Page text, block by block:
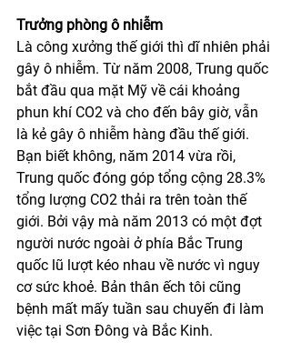
Trưởng phòng ô nhiễm
Là công xưởng thế giới thì dĩ nhiên phải
gây ô nhiễm. Từ năm 2008, Trung quốc
bắt đầu qua mặt Mỹ về cái khoảng
phun khí CO2 và cho đến bây giờ, vẫn
là kẻ gây ô nhiễm hàng đầu thế giới.
Bạn biết không, năm 2014 vừa rồi,
Trung quốc đóng góp tổng cộng 28.3%
tổng lượng CO2 thải ra trên toàn thế
giới. Bởi vậy mà năm 2013 có một đợt
người nước ngoài ở phía Bắc Trung
quốc lũ lượt kéo nhau về nước vì nguy
cơ sức khoẻ. Bản thân ếch tôi cũng
bệnh mất mấy tuần sau chuyến đi làm
việc tại Sơn Đông và Bắc Kinh.